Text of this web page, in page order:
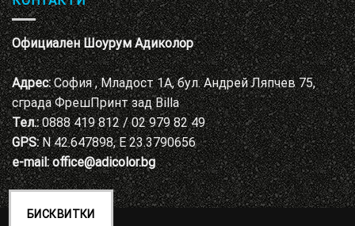
Официален Шоурум Адиколор
Адрес:София , Младост 1А, бул. Андрей Ляпчев 75,
сграда ФрешПринт зад Billa
Тел.:0888 419 812 / 02 979 82 49
GPS:N 42.647898, E 23.3790656
e-mail: office@adicolor.bg
БИСКВИТКИ